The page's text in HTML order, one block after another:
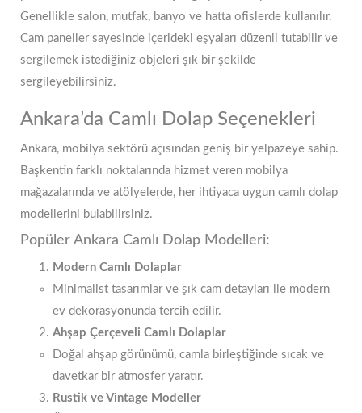
Genellikle salon, mutfak, banyo ve hatta ofislerde kullanılır.
Cam paneller sayesinde içerideki eşyaları düzenli tutabilir ve
sergilemek istediğiniz objeleri şık bir şekilde
sergileyebilirsiniz.
Ankara’da Camlı Dolap Seçenekleri
Ankara, mobilya sektörü açısından geniş bir yelpazeye sahip.
Başkentin farklı noktalarında hizmet veren mobilya
mağazalarında ve atölyelerde, her ihtiyaca uygun camlı dolap
modellerini bulabilirsiniz.
Popüler Ankara Camlı Dolap Modelleri:
Modern Camlı Dolaplar
Minimalist tasarımlar ve şık cam detayları ile modern
ev dekorasyonunda tercih edilir.
Ahşap Çerçeveli Camlı Dolaplar
Doğal ahşap görünümü, camla birleştiğinde sıcak ve
davetkar bir atmosfer yaratır.
Rustik ve Vintage Modeller